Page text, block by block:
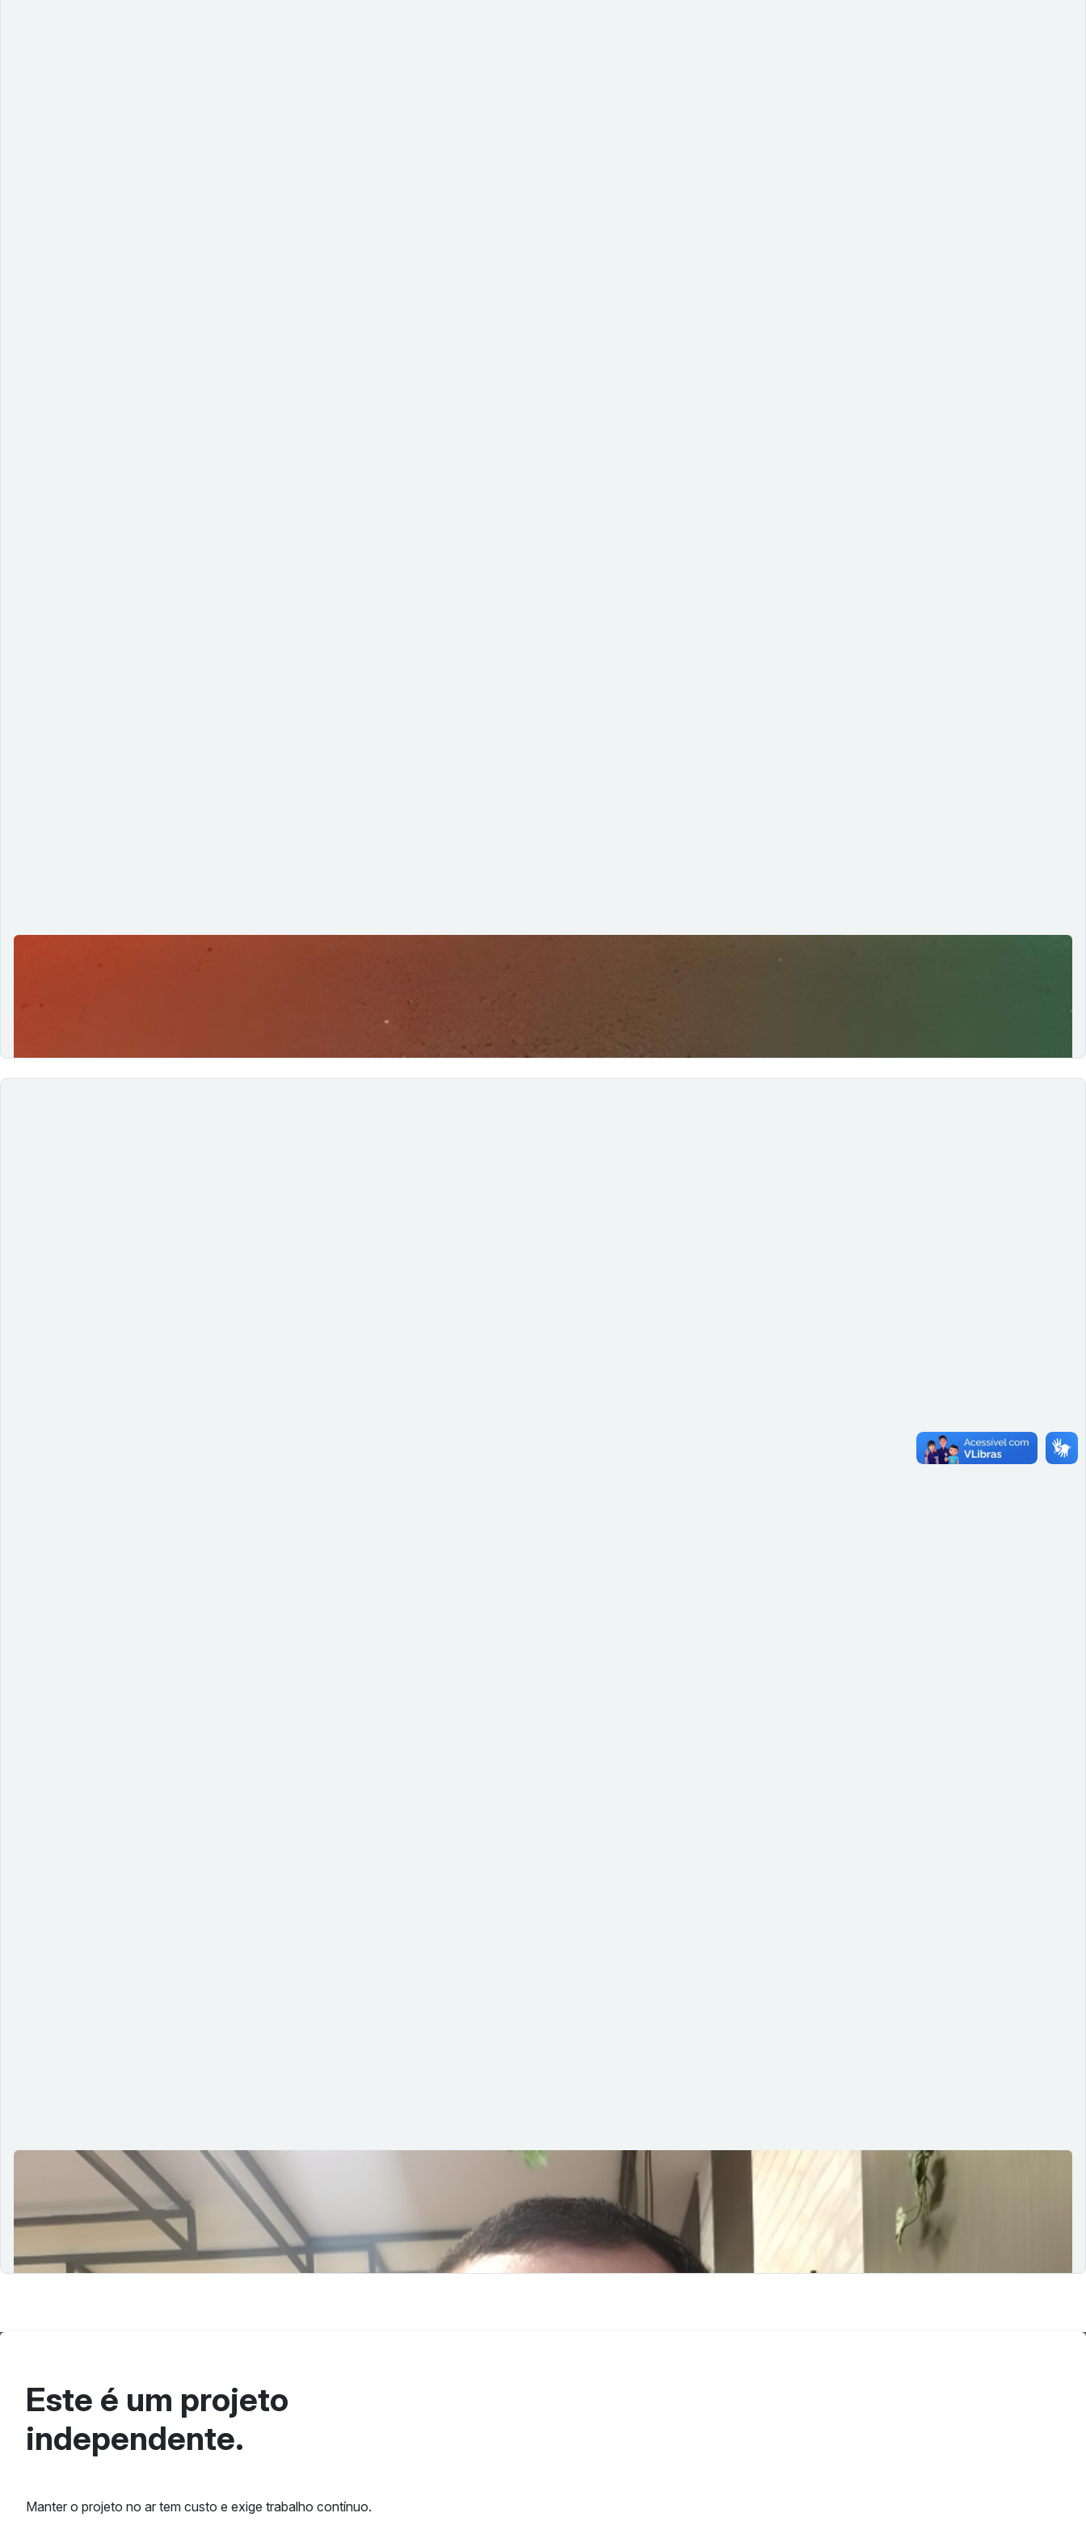
Design e acessibilidade: contexto, cultura e prática
Design sem bolha: cultura, comunidade e acessibilidade digital
Nesse episódio, o assunto são as vivências reais sobre design inclusivo, Design Systems acessíveis, heurísticas adaptadas à neurodiversidade e o poder da comunidade para formar
novos profissionais.
Este é um projeto
independente.
Manter o projeto no ar tem custo e exige trabalho contínuo.